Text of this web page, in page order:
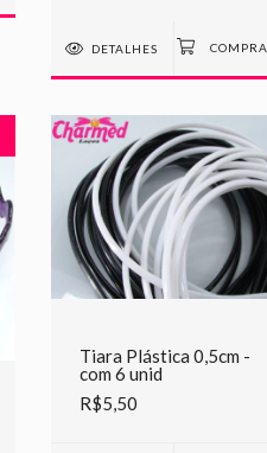
DETALHES
Tiara Plástica 0,5cm -
com 6 unid
R$5,50